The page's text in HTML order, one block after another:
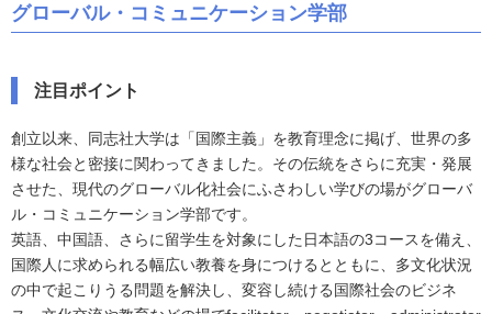
グローバル・コミュニケーション学部
注目ポイント
創立以来、同志社大学は「国際主義」を教育理念に掲げ、世界の多
様な社会と密接に関わってきました。その伝統をさらに充実・発展
させた、現代のグローバル化社会にふさわしい学びの場がグローバ
ル・コミュニケーション学部です。
英語、中国語、さらに留学生を対象にした日本語の3コースを備え、
国際人に求められる幅広い教養を身につけるとともに、多文化状況
の中で起こりうる問題を解決し、変容し続ける国際社会のビジネ